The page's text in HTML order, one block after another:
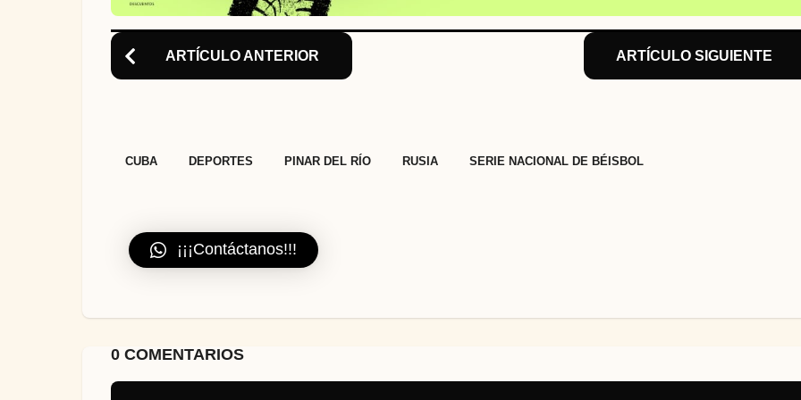
ARTÍCULO ANTERIOR ARTÍCULO SIGUIENTE
CUBA DEPORTES PINAR DEL RÍO RUSIA SERIE NACIONAL DE BÉISBOL
¡¡¡Contáctanos!!!
0 COMENTARIOS